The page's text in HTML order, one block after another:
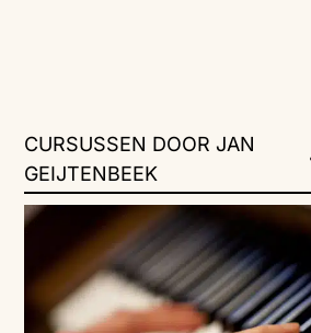
CURSUSSEN DOOR JAN
GEIJTENBEEK